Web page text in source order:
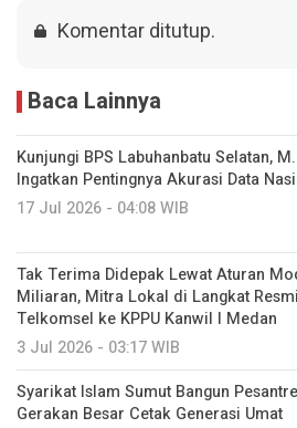
Komentar ditutup.
Baca Lainnya
Kunjungi BPS Labuhanbatu Selatan,
Ingatkan Pentingnya Akurasi Data
17 Jul 2026 - 04:08 WIB
Tak Terima Didepak Lewat Aturan
Miliaran, Mitra Lokal di Langkat
Telkomsel ke KPPU Kanwil I Medan
3 Jul 2026 - 03:17 WIB
Syarikat Islam Sumut Bangun
Gerakan Besar Cetak Generasi Umat